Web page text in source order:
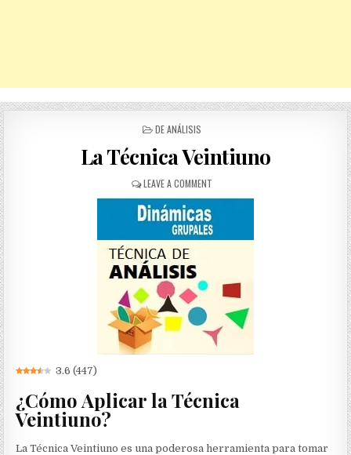
POSTED
DE ANÁLISIS
La Técnica Veintiuno
LEAVE A COMMENTON
LA
TÉCNICA
VEINTIUNO
3.6 (447)
¿Cómo Aplicar la Técnica
Veintiuno?
La Técnica Veintiuno es una poderosa herramienta para tomar